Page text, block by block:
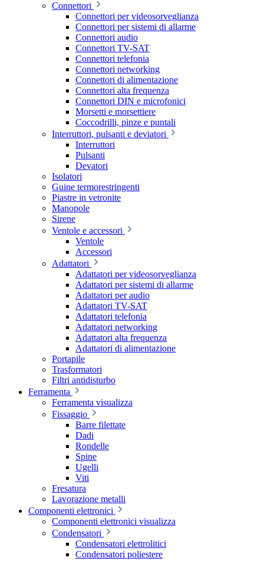
Connettori
Connettori per videosorveglianza
Connettori per sistemi di allarme
Connettori audio
Connettori TV-SAT
Connettori telefonia
Connettori networking
Connettori di alimentazione
Connettori alta frequenza
Connettori DIN e microfonici
Morsetti e morsettiere
Coccodrilli, pinze e puntali
Interruttori, pulsanti e deviatori
Interruttori
Pulsanti
Devatori
Isolatori
Guine termorestringenti
Piastre in vetronite
Manopole
Sirene
Ventole e accessori
Ventole
Accessori
Adattatori
Adattatori per videosorveglianza
Adattatori per sistemi di allarme
Adattatori per audio
Adattatori TV-SAT
Adattatori telefonia
Adattatori networking
Adattatori alta frequenza
Adattatori di alimentazione
Portapile
Trasformatori
Filtri antidisturbo
Ferramenta
Ferramenta visualizza
Fissaggio
Barre filettate
Dadi
Rondelle
Spine
Ugelli
Viti
Fresatura
Lavorazione metalli
Componenti elettronici
Componenti elettronici visualizza
Condensatori
Condensatori elettrolitici
Condensatori poliestere